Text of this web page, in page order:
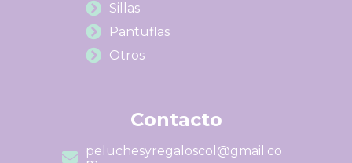
Sillas
Pantuflas
Otros
Contacto
peluchesyregaloscol@gmail.co